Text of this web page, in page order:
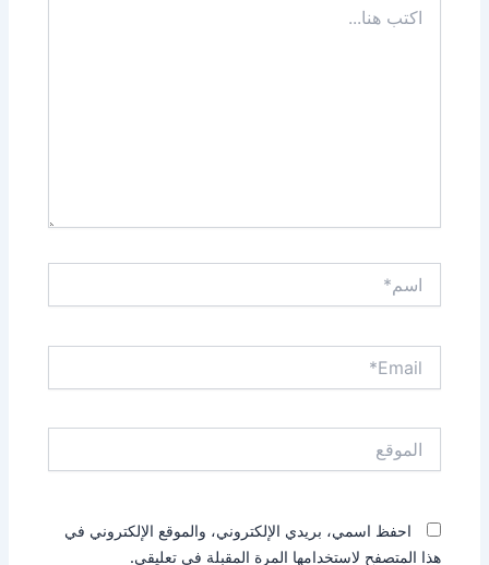
هنا...
احفظ اسمي، بريدي الإلكتروني، والموقع الإلكتروني في
هذا المتصفح لاستخدامها المرة المقبلة في تعليقي.